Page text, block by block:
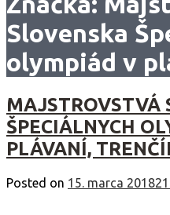
Slovenska
olympiád v
MAJSTROVSTVÁ
ŠPECIÁLNYCH
PLÁVANÍ,
Posted on 15. marca 2018